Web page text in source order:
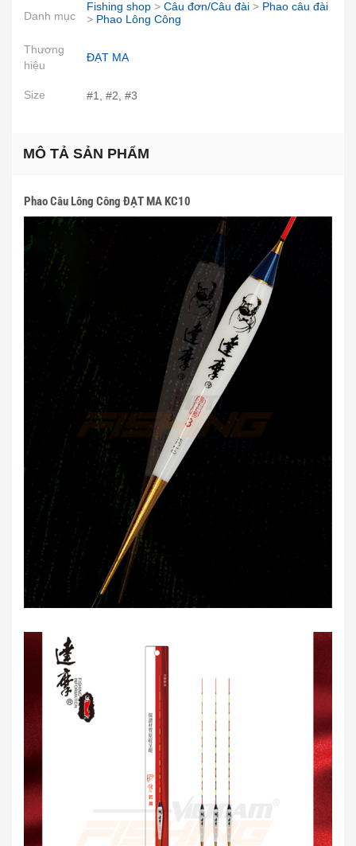
Danh mục
Fishing shop > Câu đơn/Câu đài > Phao câu đài
> Phao Lông Công
Thương
hiệu
ĐẠT MA
Size #1, #2, #3
MÔ TẢ SẢN PHẨM
Phao Câu Lông Công ĐẠT MA KC10